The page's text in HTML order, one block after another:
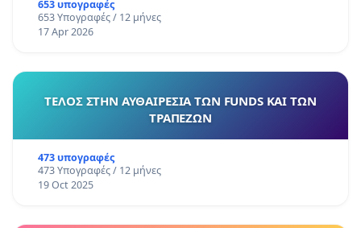
653 υπογραφές
653 Υπογραφές / 12 μήνες
17 Apr 2026
ΤΕΛΟΣ ΣΤΗΝ ΑΥΘΑΙΡΕΣΙΑ ΤΩΝ FUNDS ΚΑΙ ΤΩΝ
ΤΡΑΠΕΖΩΝ
473 υπογραφές
473 Υπογραφές / 12 μήνες
19 Oct 2025